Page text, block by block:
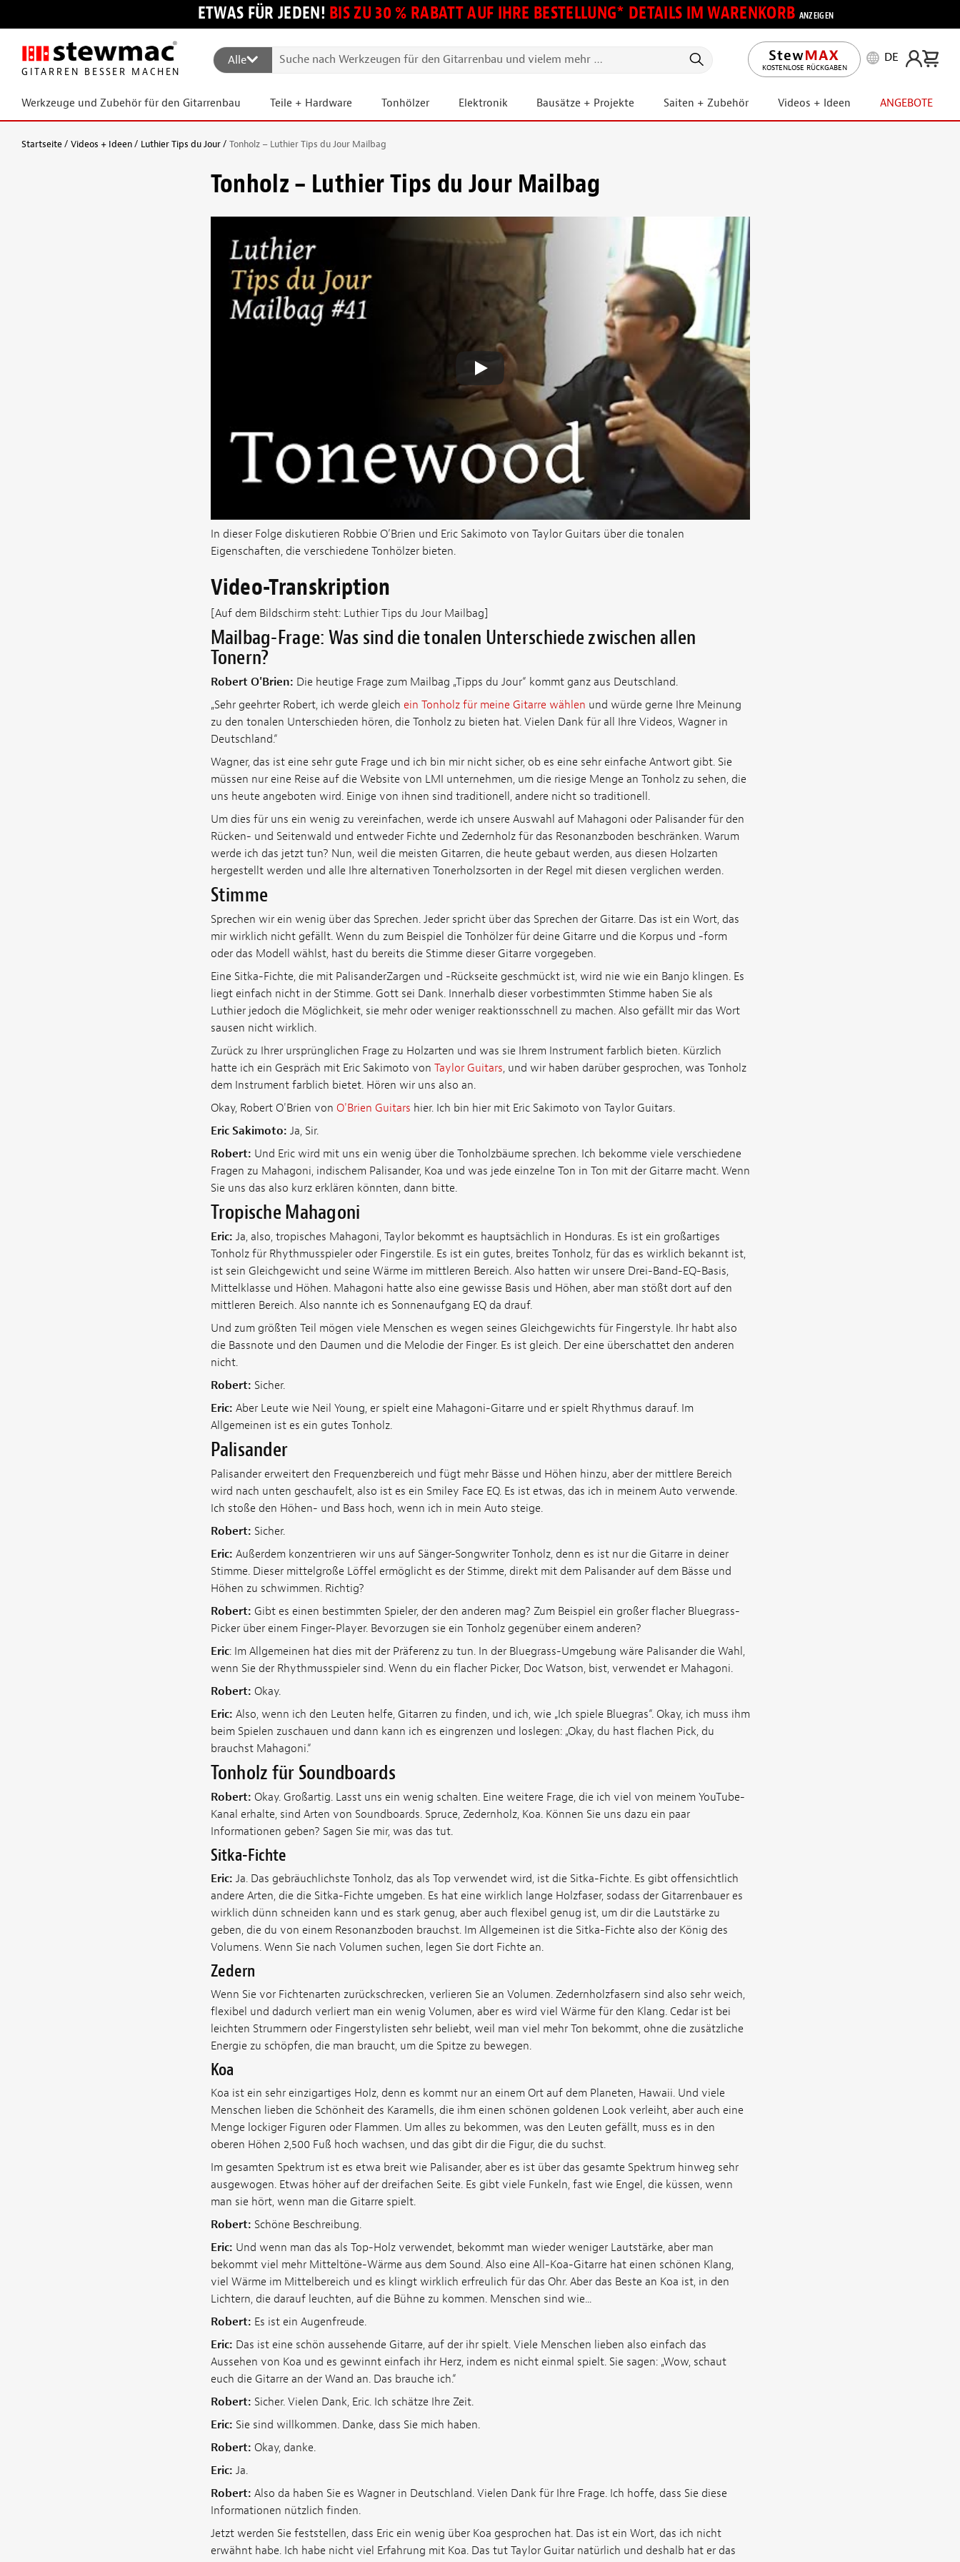
ETWAS FÜR JEDEN! BIS ZU 30 % RABATT AUF IHRE BESTELLUNG* DETAILS IM WARENKORB ANZEIGEN
GITARREN BESSER MACHEN
Alle
KOSTENLOSE RÜCKGABEN
DE
Werkzeuge und Zubehör für den Gitarrenbau Teile + Hardware Tonhölzer Elektronik Bausätze + Projekte Saiten + Zubehör Videos + Ideen ANGEBOTE
Startseite Videos + Ideen Luthier Tips du Jour Tonholz – Luthier Tips du Jour Mailbag
Tonholz – Luthier Tips du Jour Mailbag
In dieser Folge diskutieren Robbie O’Brien und Eric Sakimoto von Taylor Guitars über die tonalen
Eigenschaften, die verschiedene Tonhölzer bieten.
Video-Transkription
[Auf dem Bildschirm steht: Luthier Tips du Jour Mailbag]
Mailbag-Frage: Was sind die tonalen Unterschiede zwischen allen
Tonern?
Robert O'Brien: Die heutige Frage zum Mailbag „Tipps du Jour“ kommt ganz aus Deutschland.
„Sehr geehrter Robert, ich werde gleich ein Tonholz für meine Gitarre wählen und würde gerne Ihre Meinung
zu den tonalen Unterschieden hören, die Tonholz zu bieten hat. Vielen Dank für all Ihre Videos, Wagner in
Deutschland.“
Wagner, das ist eine sehr gute Frage und ich bin mir nicht sicher, ob es eine sehr einfache Antwort gibt. Sie
müssen nur eine Reise auf die Website von LMI unternehmen, um die riesige Menge an Tonholz zu sehen, die
uns heute angeboten wird. Einige von ihnen sind traditionell, andere nicht so traditionell.
Um dies für uns ein wenig zu vereinfachen, werde ich unsere Auswahl auf Mahagoni oder Palisander für den
Rücken- und Seitenwald und entweder Fichte und Zedernholz für das Resonanzboden beschränken. Warum
werde ich das jetzt tun? Nun, weil die meisten Gitarren, die heute gebaut werden, aus diesen Holzarten
hergestellt werden und alle Ihre alternativen Tonerholzsorten in der Regel mit diesen verglichen werden.
Stimme
Sprechen wir ein wenig über das Sprechen. Jeder spricht über das Sprechen der Gitarre. Das ist ein Wort, das
mir wirklich nicht gefällt. Wenn du zum Beispiel die Tonhölzer für deine Gitarre und die Korpus und -form
oder das Modell wählst, hast du bereits die Stimme dieser Gitarre vorgegeben.
Eine Sitka-Fichte, die mit PalisanderZargen und -Rückseite geschmückt ist, wird nie wie ein Banjo klingen. Es
liegt einfach nicht in der Stimme. Gott sei Dank. Innerhalb dieser vorbestimmten Stimme haben Sie als
Luthier jedoch die Möglichkeit, sie mehr oder weniger reaktionsschnell zu machen. Also gefällt mir das Wort
sausen nicht wirklich.
Zurück zu Ihrer ursprünglichen Frage zu Holzarten und was sie Ihrem Instrument farblich bieten. Kürzlich
hatte ich ein Gespräch mit Eric Sakimoto von Taylor Guitars, und wir haben darüber gesprochen, was Tonholz
dem Instrument farblich bietet. Hören wir uns also an.
Okay, Robert O'Brien von O'Brien Guitars hier. Ich bin hier mit Eric Sakimoto von Taylor Guitars.
Eric Sakimoto: Ja, Sir.
Robert: Und Eric wird mit uns ein wenig über die Tonholzbäume sprechen. Ich bekomme viele verschiedene
Fragen zu Mahagoni, indischem Palisander, Koa und was jede einzelne Ton in Ton mit der Gitarre macht. Wenn
Sie uns das also kurz erklären könnten, dann bitte.
Tropische Mahagoni
Eric: Ja, also, tropisches Mahagoni, Taylor bekommt es hauptsächlich in Honduras. Es ist ein großartiges
Tonholz für Rhythmusspieler oder Fingerstile. Es ist ein gutes, breites Tonholz, für das es wirklich bekannt ist,
ist sein Gleichgewicht und seine Wärme im mittleren Bereich. Also hatten wir unsere Drei-Band-EQ-Basis,
Mittelklasse und Höhen. Mahagoni hatte also eine gewisse Basis und Höhen, aber man stößt dort auf den
mittleren Bereich. Also nannte ich es Sonnenaufgang EQ da drauf.
Und zum größten Teil mögen viele Menschen es wegen seines Gleichgewichts für Fingerstyle. Ihr habt also
die Bassnote und den Daumen und die Melodie der Finger. Es ist gleich. Der eine überschattet den anderen
nicht.
Robert: Sicher.
Eric: Aber Leute wie Neil Young, er spielt eine Mahagoni-Gitarre und er spielt Rhythmus darauf. Im
Allgemeinen ist es ein gutes Tonholz.
Palisander
Palisander erweitert den Frequenzbereich und fügt mehr Bässe und Höhen hinzu, aber der mittlere Bereich
wird nach unten geschaufelt, also ist es ein Smiley Face EQ. Es ist etwas, das ich in meinem Auto verwende.
Ich stoße den Höhen- und Bass hoch, wenn ich in mein Auto steige.
Robert: Sicher.
Eric: Außerdem konzentrieren wir uns auf Sänger-Songwriter Tonholz, denn es ist nur die Gitarre in deiner
Stimme. Dieser mittelgroße Löffel ermöglicht es der Stimme, direkt mit dem Palisander auf dem Bässe und
Höhen zu schwimmen. Richtig?
Robert: Gibt es einen bestimmten Spieler, der den anderen mag? Zum Beispiel ein großer flacher Bluegrass-
Picker über einem Finger-Player. Bevorzugen sie ein Tonholz gegenüber einem anderen?
Eric: Im Allgemeinen hat dies mit der Präferenz zu tun. In der Bluegrass-Umgebung wäre Palisander die Wahl,
wenn Sie der Rhythmusspieler sind. Wenn du ein flacher Picker, Doc Watson, bist, verwendet er Mahagoni.
Robert: Okay.
Eric: Also, wenn ich den Leuten helfe, Gitarren zu finden, und ich, wie „Ich spiele Bluegras“. Okay, ich muss ihm
beim Spielen zuschauen und dann kann ich es eingrenzen und loslegen: „Okay, du hast flachen Pick, du
brauchst Mahagoni.“
Tonholz für Soundboards
Robert: Okay. Großartig. Lasst uns ein wenig schalten. Eine weitere Frage, die ich viel von meinem YouTube-
Kanal erhalte, sind Arten von Soundboards. Spruce, Zedernholz, Koa. Können Sie uns dazu ein paar
Informationen geben? Sagen Sie mir, was das tut.
Sitka-Fichte
Eric: Ja. Das gebräuchlichste Tonholz, das als Top verwendet wird, ist die Sitka-Fichte. Es gibt offensichtlich
andere Arten, die die Sitka-Fichte umgeben. Es hat eine wirklich lange Holzfaser, sodass der Gitarrenbauer es
wirklich dünn schneiden kann und es stark genug, aber auch flexibel genug ist, um dir die Lautstärke zu
geben, die du von einem Resonanzboden brauchst. Im Allgemeinen ist die Sitka-Fichte also der König des
Volumens. Wenn Sie nach Volumen suchen, legen Sie dort Fichte an.
Zedern
Wenn Sie vor Fichtenarten zurückschrecken, verlieren Sie an Volumen. Zedernholzfasern sind also sehr weich,
flexibel und dadurch verliert man ein wenig Volumen, aber es wird viel Wärme für den Klang. Cedar ist bei
leichten Strummern oder Fingerstylisten sehr beliebt, weil man viel mehr Ton bekommt, ohne die zusätzliche
Energie zu schöpfen, die man braucht, um die Spitze zu bewegen.
Koa
Koa ist ein sehr einzigartiges Holz, denn es kommt nur an einem Ort auf dem Planeten, Hawaii. Und viele
Menschen lieben die Schönheit des Karamells, die ihm einen schönen goldenen Look verleiht, aber auch eine
Menge lockiger Figuren oder Flammen. Um alles zu bekommen, was den Leuten gefällt, muss es in den
oberen Höhen 2,500 Fuß hoch wachsen, und das gibt dir die Figur, die du suchst.
Im gesamten Spektrum ist es etwa breit wie Palisander, aber es ist über das gesamte Spektrum hinweg sehr
ausgewogen. Etwas höher auf der dreifachen Seite. Es gibt viele Funkeln, fast wie Engel, die küssen, wenn
man sie hört, wenn man die Gitarre spielt.
Robert: Schöne Beschreibung.
Eric: Und wenn man das als Top-Holz verwendet, bekommt man wieder weniger Lautstärke, aber man
bekommt viel mehr Mitteltöne-Wärme aus dem Sound. Also eine All-Koa-Gitarre hat einen schönen Klang,
viel Wärme im Mittelbereich und es klingt wirklich erfreulich für das Ohr. Aber das Beste an Koa ist, in den
Lichtern, die darauf leuchten, auf die Bühne zu kommen. Menschen sind wie...
Robert: Es ist ein Augenfreude.
Eric: Das ist eine schön aussehende Gitarre, auf der ihr spielt. Viele Menschen lieben also einfach das
Aussehen von Koa und es gewinnt einfach ihr Herz, indem es nicht einmal spielt. Sie sagen: „Wow, schaut
euch die Gitarre an der Wand an. Das brauche ich.“
Robert: Sicher. Vielen Dank, Eric. Ich schätze Ihre Zeit.
Eric: Sie sind willkommen. Danke, dass Sie mich haben.
Robert: Okay, danke.
Eric: Ja.
Robert: Also da haben Sie es Wagner in Deutschland. Vielen Dank für Ihre Frage. Ich hoffe, dass Sie diese
Informationen nützlich finden.
Jetzt werden Sie feststellen, dass Eric ein wenig über Koa gesprochen hat. Das ist ein Wort, das ich nicht
erwähnt habe. Ich habe nicht viel Erfahrung mit Koa. Das tut Taylor Guitar natürlich und deshalb hat er das